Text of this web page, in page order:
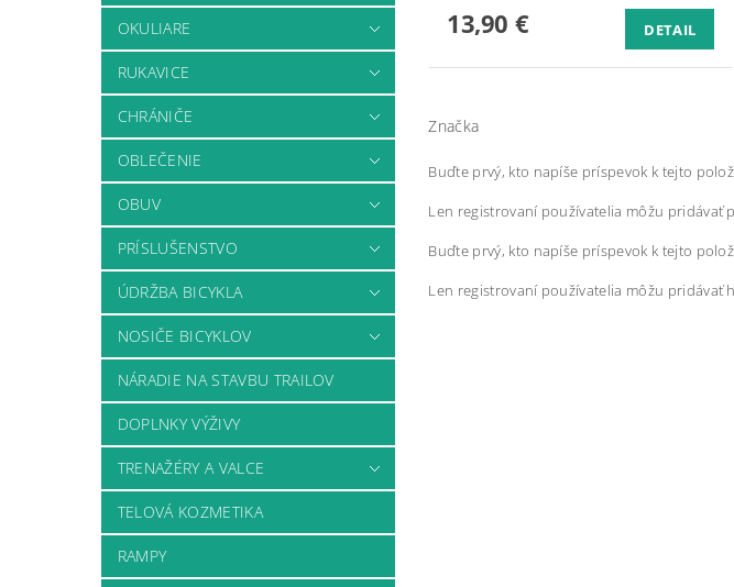
OKULIARE
RUKAVICE
CHRÁNIČE
OBLEČENIE
OBUV
PRÍSLUŠENSTVO
ÚDRŽBA BICYKLA
NOSIČE BICYKLOV
NÁRADIE NA STAVBU TRAILOV
DOPLNKY VÝŽIVY
TRENAŽÉRY A VALCE
TELOVÁ KOZMETIKA
RAMPY
13,90 € DETAIL
Značka
Buďte prvý, kto napíše príspevok k tejto
Len registrovaní používatelia môžu pridávať
Buďte prvý, kto napíše príspevok k tejto
Len registrovaní používatelia môžu pridávať